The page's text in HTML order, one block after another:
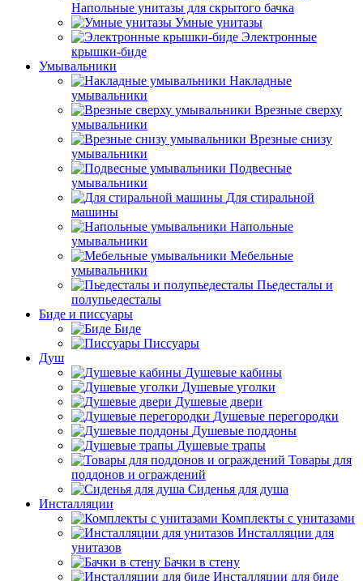
Напольные унитазы для скрытого бачка
Умные унитазы
Электронные
крышки-биде
Умывальники
Накладные
умывальники
Врезные сверху
умывальники
Врезные снизу
умывальники
Подвесные
умывальники
Для стиральной
машины
Напольные
умывальники
Мебельные
умывальники
Пьедесталы и
полупьедесталы
Биде и писсуары
Биде
Писсуары
Душ
Душевые кабины
Душевые уголки
Душевые двери
Душевые перегородки
Душевые поддоны
Душевые трапы
Товары для
поддонов и ограждений
Сиденья для душа
Инсталляции
Комплекты с унитазами
Инсталляции для
унитазов
Бачки в стену
Инсталляции для биде